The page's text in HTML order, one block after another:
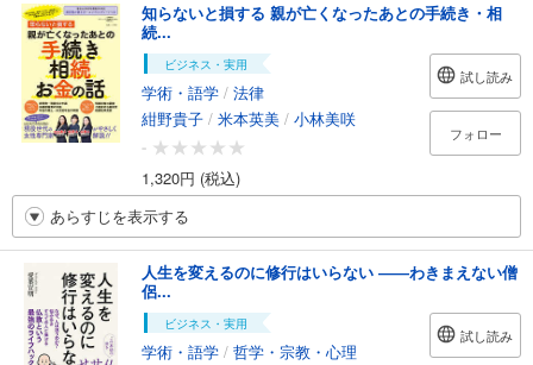
知らないと損する 親が亡くなったあとの手続き・相
続...
ビジネス・実用
学術・語学 / 法律
紺野貴子 / 米本英美 / 小林美咲
-
1,320円 (税込)
試し読み
フォロー
あらすじを表示する
人生を変えるのに修行はいらない ――わきまえない僧
侶...
ビジネス・実用
学術・語学 / 哲学・宗教・心理
試し読み